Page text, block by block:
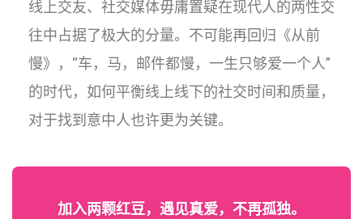
线上交友、社交媒体毋庸置疑在现代人的两性交
往中占据了极大的分量。不可能再回归《从前
慢》，“车，马，邮件都慢，一生只够爱一个人”
的时代，如何平衡线上线下的社交时间和质量，
对于找到意中人也许更为关键。
加入两颗红豆，遇见真爱，不再孤独。